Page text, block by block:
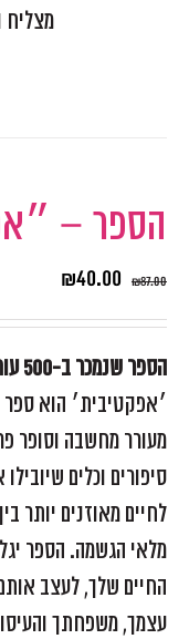
מצליח
הספר –
₪87.00
₪40.00
הספר שנמכר ב-500 עותקים טרם יציאתו !!
׳אפקטיבית׳ הוא ספר
מעורר מחשבה וסופר
סיפורים וכלים
לחיים מאוזנים יותר
מלאי הגשמה. הספר
החיים שלך, לעצב
עצמך, משפחתך